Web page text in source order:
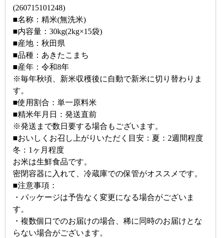
(260715101248)
■名称：精米(無洗米)
■内容量：30kg(2kg×15袋)
■産地：秋田県
■品種：あきたこまち
■産年：令和8年
※毎年秋頃、新米収穫後に自動で新米に切り替わりま
す。
■使用割合：単一原料米
■精米年月日：発送直前
※発送まで数日要する場合もございます。
■おいしくお召し上がりいただく目安：夏：2週間程度
冬：1ヶ月程度
お米は生鮮食品です。
密閉容器に入れて、冷蔵庫での保管がオススメです。
■注意事項：
・パッケージは予告なく変更になる場合がございま
す。
・複数個口でのお届けの場合、稀に同時のお届けとな
らない場合がございます。